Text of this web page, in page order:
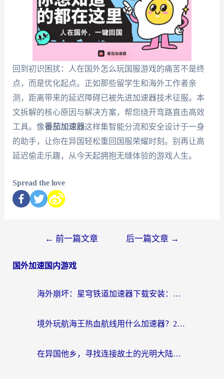
回到初识困扰：人在国外怎么玩国服游戏的痛苦不是终
点，而是优化起点。正如那些留学生和海外工作者亲
测，距离带来的延迟障碍已被先进加速器技术征服。本
文拆解的核心原因与解决方案，帮您绕开弯路直击高效
工具。像番茄加速器这样集智能分流和安全设计于一身
的助手，让你在异国轻松重回国服荣耀时刻。别再让高
延迟偷走乐趣，从今天起拥抱无缝体验的游戏人生。
Spread the love
← 前一篇文章 后一篇文章 →
国外加速国内游戏
海外崩坏：星穹铁道加速器下载安装：一份给游子的终极网络指南
境外玩航海王热血航线用什么加速器？2026海外玩家实测最优方案（附欧洲问道堡垒前线加速技巧）
在异国他乡，寻找连接故土的光明大陆免费加速器